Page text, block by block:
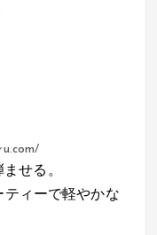
せる。
ティーで軽やかな